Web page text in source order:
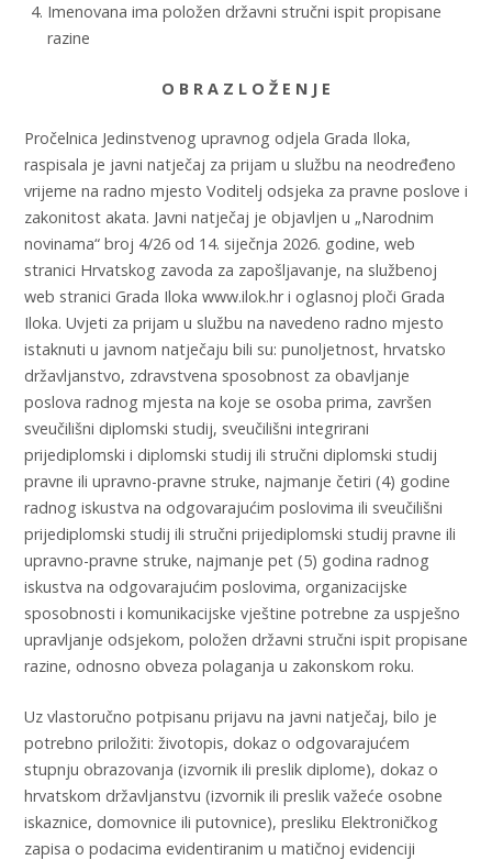
Imenovana ima položen državni stručni ispit propisane
razine
O B R A Z L O Ž E N J E
Pročelnica Jedinstvenog upravnog odjela Grada Iloka,
raspisala je javni natječaj za prijam u službu na neodređeno
vrijeme na radno mjesto Voditelj odsjeka za pravne poslove i
zakonitost akata. Javni natječaj je objavljen u „Narodnim
novinama“ broj 4/26 od 14. siječnja 2026. godine, web
stranici Hrvatskog zavoda za zapošljavanje, na službenoj
web stranici Grada Iloka www.ilok.hr i oglasnoj ploči Grada
Iloka. Uvjeti za prijam u službu na navedeno radno mjesto
istaknuti u javnom natječaju bili su: punoljetnost, hrvatsko
državljanstvo, zdravstvena sposobnost za obavljanje
poslova radnog mjesta na koje se osoba prima, završen
sveučilišni diplomski studij, sveučilišni integrirani
prijediplomski i diplomski studij ili stručni diplomski studij
pravne ili upravno-pravne struke, najmanje četiri (4) godine
radnog iskustva na odgovarajućim poslovima ili sveučilišni
prijediplomski studij ili stručni prijediplomski studij pravne ili
upravno-pravne struke, najmanje pet (5) godina radnog
iskustva na odgovarajućim poslovima, organizacijske
sposobnosti i komunikacijske vještine potrebne za uspješno
upravljanje odsjekom, položen državni stručni ispit propisane
razine, odnosno obveza polaganja u zakonskom roku.
Uz vlastoručno potpisanu prijavu na javni natječaj, bilo je
potrebno priložiti: životopis, dokaz o odgovarajućem
stupnju obrazovanja (izvornik ili preslik diplome), dokaz o
hrvatskom državljanstvu (izvornik ili preslik važeće osobne
iskaznice, domovnice ili putovnice), presliku Elektroničkog
zapisa o podacima evidentiranim u matičnoj evidenciji